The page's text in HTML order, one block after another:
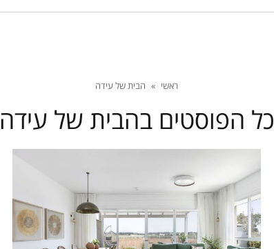
ראשי » הבית של עידה
כל הפוסטים בהבית של עידה